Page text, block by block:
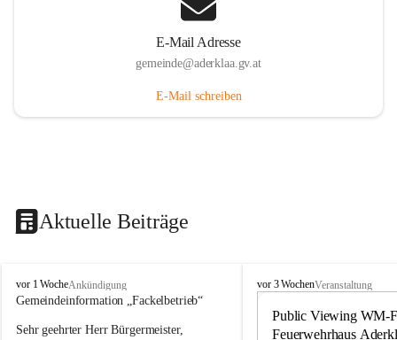
E-Mail Adresse
gemeinde@aderklaa.gv.at
E-Mail schreiben
Aktuelle Beiträge
A
d
r
vor 1 WocheAnkündigung
Gemeindeinformation „Fackelbetrieb“
Sehr geehrter Herr Bürgermeister,
A
vor 3 WochenVeranstaltung
Public Viewing WM-
Feuerwehrhaus